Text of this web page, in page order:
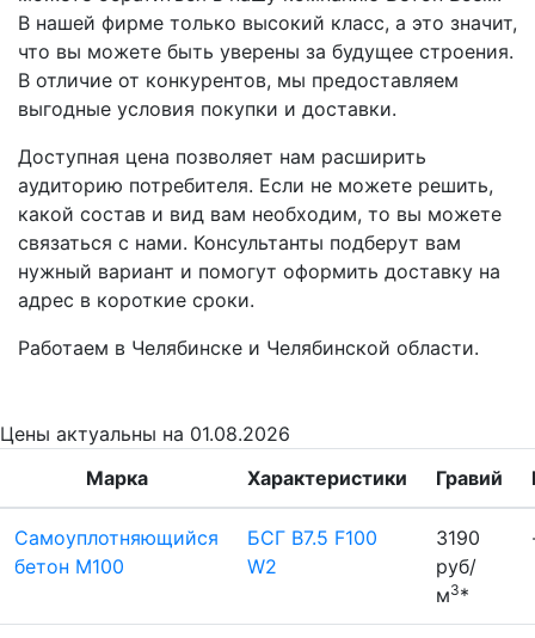
В нашей фирме только высокий класс, а это значит,
что вы можете быть уверены за будущее строения.
В отличие от конкурентов, мы предоставляем
выгодные условия покупки и доставки.
Доступная цена позволяет нам расширить
аудиторию потребителя. Если не можете решить,
какой состав и вид вам необходим, то вы можете
связаться с нами. Консультанты подберут вам
нужный вариант и помогут оформить доставку на
адрес в короткие сроки.
Работаем в Челябинске и Челябинской области.
Цены актуальны на 01.08.2026
Марка
Характеристики Гравий
Самоуплотняющийся
бетон М100
БСГ B7.5 F100
W2
3190
руб/
м3*